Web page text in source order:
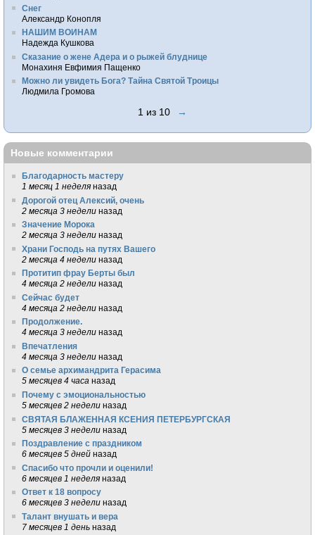
Снег
Александр Конопля
НАШИМ ВОИНАМ
Надежда Кушкова
Сказание о жене Адера и о рыжей блуднице
Монахиня Евфимия Пащенко
Можно ли увидеть Бога? Тайна Святой Троицы
Людмила Громова
1 из 10 →
Новые комментарии
Благодарность мастеру
1 месяц 1 неделя назад
Дорогой отец Алексий, очень
2 месяца 3 недели назад
Значение Морока
2 месяца 3 недели назад
Храни Господь на путях Вашего
2 месяца 4 недели назад
Протитип фрау Берты был
4 месяца 2 недели назад
Сейчас будет
4 месяца 2 недели назад
Продолжение.
4 месяца 3 недели назад
Впечатления
4 месяца 3 недели назад
О семье архимандрита Герасима
5 месяцев 4 часа назад
Почему с эмоциональностью
5 месяцев 2 недели назад
СВЯТАЯ БЛАЖЕННАЯ КСЕНИЯ ПЕТЕРБУРГСКАЯ
5 месяцев 3 недели назад
Поздравление с праздником
6 месяцев 5 дней назад
Спасибо что прочли и оценили!
6 месяцев 1 неделя назад
Ответ к 18 вопросу
6 месяцев 3 недели назад
Талант внушать и вера
7 месяцев 1 день назад